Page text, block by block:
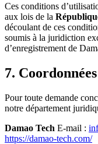
Ces conditions
aux lois de la
découlant de ces
soumis à la juridiction
d’enregistrement de
7. Coordonnées
Pour toute demande
notre département
Damao Tech E-mail :
https://damao-tech.com/